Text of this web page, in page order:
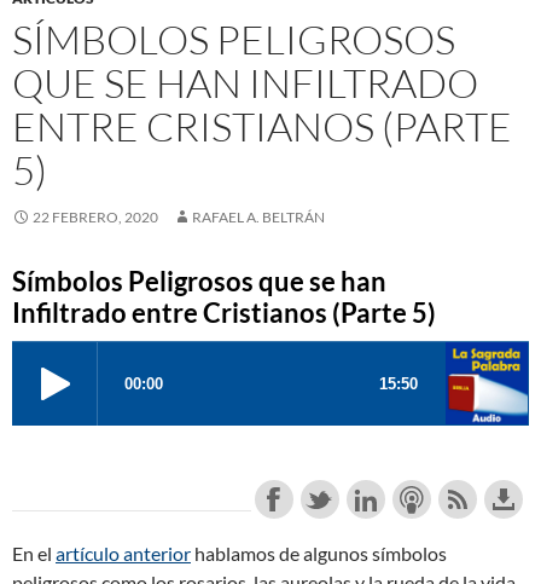
SÍMBOLOS PELIGROSOS
QUE SE HAN INFILTRADO
ENTRE CRISTIANOS (PARTE
5)
22 FEBRERO, 2020 RAFAEL A. BELTRÁN
Símbolos Peligrosos que se han
Infiltrado entre Cristianos (Parte 5)
En el artículo anterior hablamos de algunos símbolos